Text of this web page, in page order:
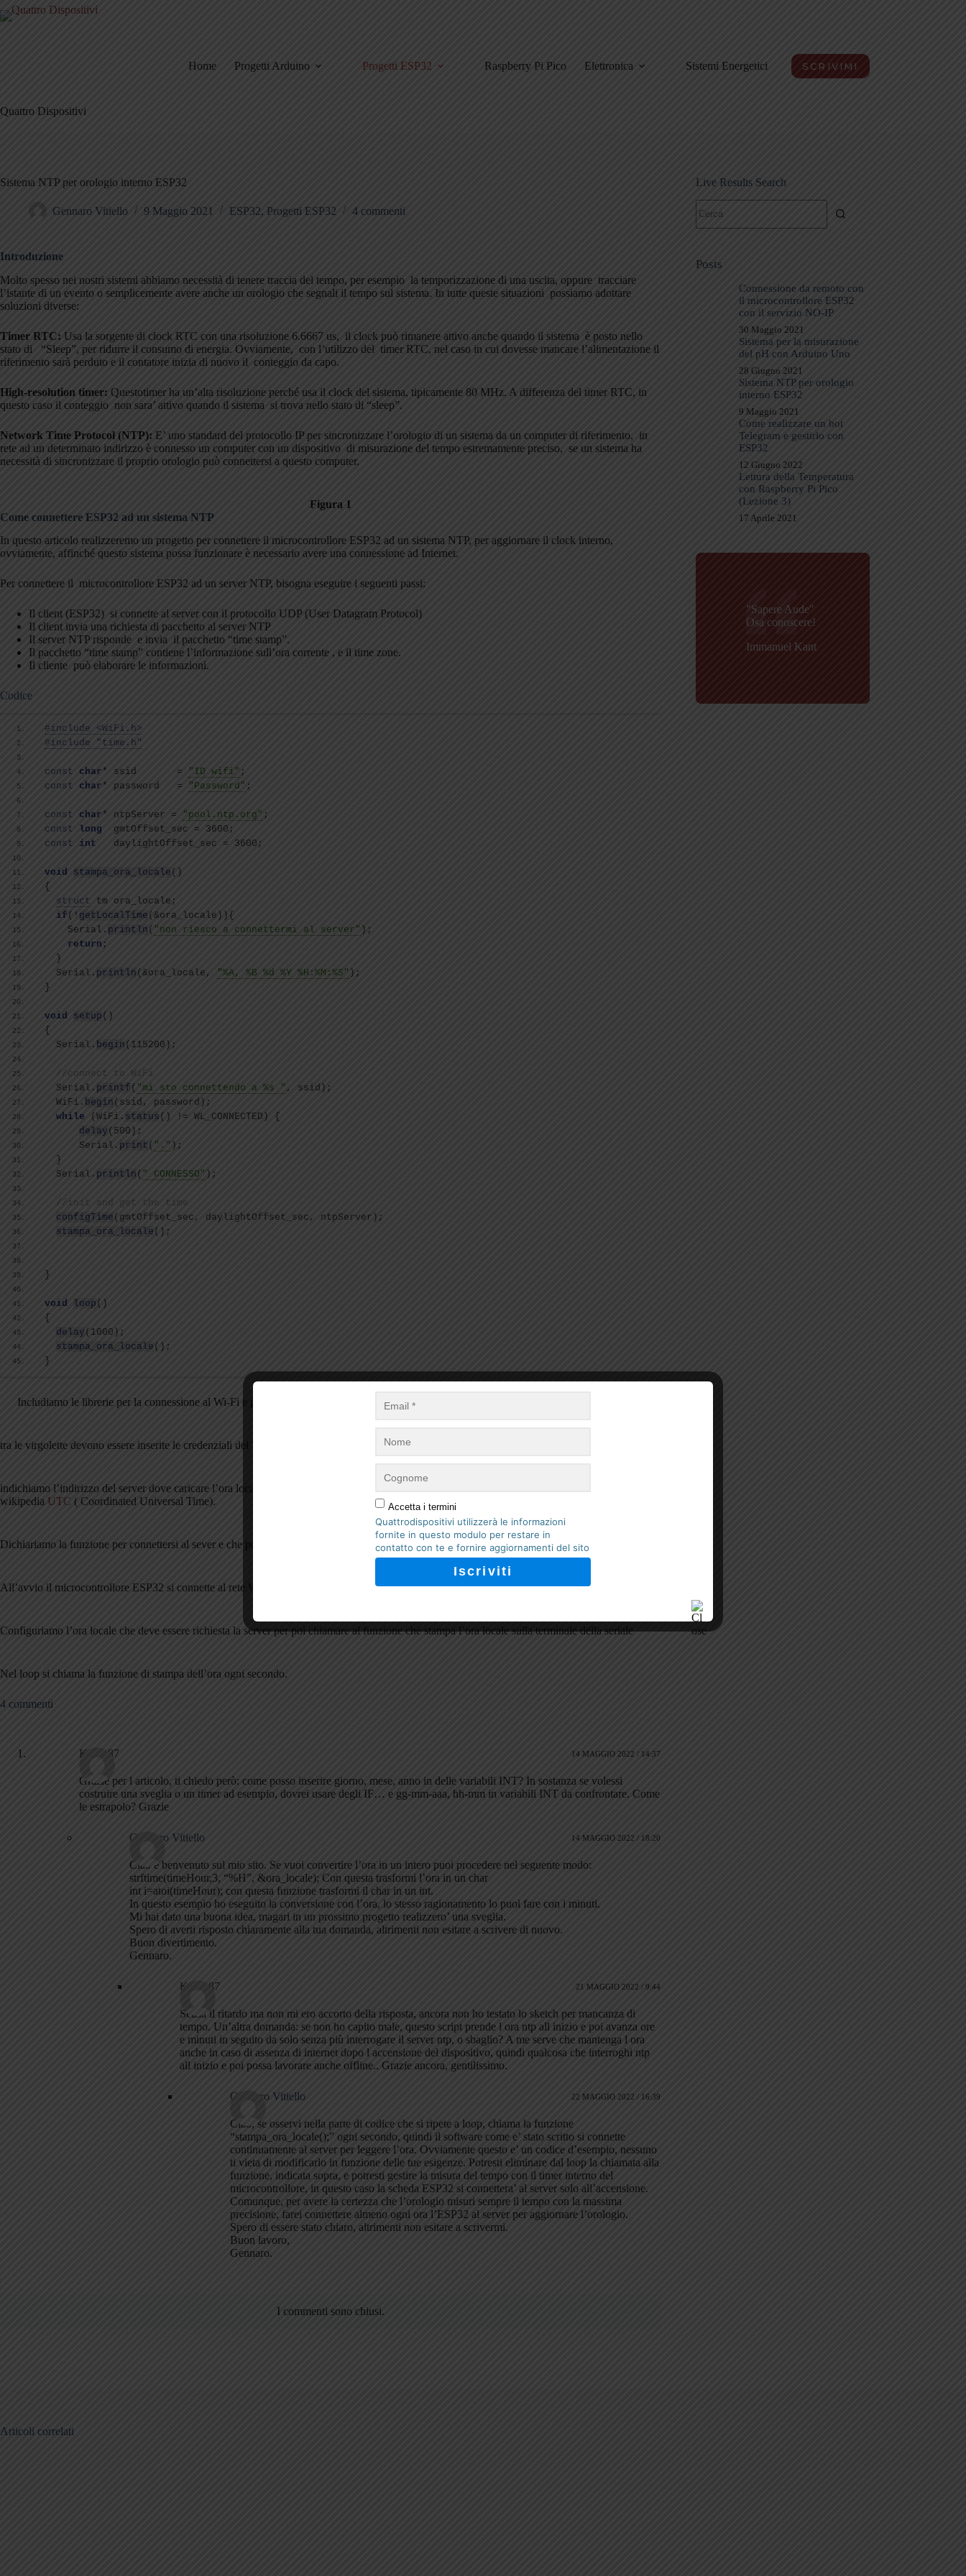
Salta
al
Quattro Dispositivi
Home Progetti Arduino Progetti ESP32 Raspberry Pi Pico Elettronica Sistemi Energetici SCRIVIMI
Sistema NTP per orologio interno ESP32
Gennaro Vitiello 9 Maggio 2021 ESP32, Progetti ESP32 4 commenti
Introduzione
Molto spesso nei nostri sistemi abbiamo necessità di tenere traccia del tempo, per esempio la temporizzazione di una uscita, oppure tracciare
l’istante di un evento o semplicemente avere anche un orologio che segnali il tempo sul sistema. In tutte queste situazioni possiamo adottare
soluzioni diverse:
Timer RTC: Usa la sorgente di clock RTC con una risoluzione 6.6667 us, il clock può rimanere attivo anche quando il sistema è posto nello
stato di “Sleep”, per ridurre il consumo di energia. Ovviamente, con l’utilizzo del timer RTC, nel caso in cui dovesse mancare l’alimentazione il
riferimento sarà perduto e il contatore inizia di nuovo il conteggio da capo.
High-resolution timer: Questotimer ha un’alta risoluzione perché usa il clock del sistema, tipicamente 80 MHz. A differenza del timer RTC, in
questo caso il conteggio non sara’ attivo quando il sistema si trova nello stato di “sleep”.
Network Time Protocol (NTP): E’ uno standard del protocollo IP per sincronizzare l’orologio di un sistema da un computer di riferimento, in
rete ad un determinato indirizzo è connesso un computer con un dispositivo di misurazione del tempo estremamente preciso, se un sistema ha
necessità di sincronizzare il proprio orologio può connettersi a questo computer.
Figura 1
Come connettere ESP32 ad un sistema NTP
In questo articolo realizzeremo un progetto per connettere il microcontrollore ESP32 ad un sistema NTP, per aggiornare il clock interno,
ovviamente, affinché questo sistema possa funzionare è necessario avere una connessione ad Internet.
Per connettere il microcontrollore ESP32 ad un server NTP, bisogna eseguire i seguenti passi:
Il client (ESP32) si connette al server con il protocollo UDP (User Datagram Protocol)
Il client invia una richiesta di pacchetto al server NTP
Il server NTP risponde e invia il pacchetto “time stamp”.
Il pacchetto “time stamp” contiene l’informazione sull’ora corrente , e il time zone.
Il cliente può elaborare le informazioni.
Codice
#include <WiFi.h>
#include "time.h"
const char * ssid       = "ID wifi" ;
const char * password   = "Password" ;
const char * ntpServer = "pool.ntp.org" ;
const
long
  gmtOffset_sec = 3600;
const int
   daylightOffset_sec = 3600;
void stampa_ora_locale ()
{
struct
tm ora_locale;
if ( ! getLocalTime ( &ora_locale )){
    Serial.
println ( "non riesco a connettermi al server" ) ;
return ;
}
  Serial.
println ( &ora_locale, "%A, %B %d %Y %H:%M:%S" ) ;
}
void setup ()
{
  Serial.
begin ( 115200 ) ;
//connect to WiFi
  Serial.
printf ( "mi sto connettendo a %s " , ssid ) ;
  WiFi.
begin ( ssid, password ) ;
while
( WiFi. status () != WL_CONNECTED )
{
delay ( 500 ) ;
      Serial.
print ( "." ) ;
}
  Serial.
println ( " CONNESSO" ) ;
//init and get the time
configTime ( gmtOffset_sec, daylightOffset_sec, ntpServer ) ;
stampa_ora_locale () ;
}
void loop ()
{
delay ( 1000 ) ;
stampa_ora_locale () ;
}
Includiamo le librerie per la connessione al Wi-Fi e per la lettura dell’ora locale e della data.
tra le virgolette devono essere inserite le credenziali del Wi-Fi
indichiamo l’indirizzo del server dove caricare l’ora locale e l’area di riferimento, che nel nostro caso e’ Italia, come indicato dalla pagina di
wikipedia UTC ( Coordinated Universal Time).
Dichiariamo la funzione per connettersi al sever e che poi verra’ chiamata nel loop della funzione.
All’avvio il microcontrollore ESP32 si connette al rete WI-FI.
Configuriamo l’ora locale che deve essere richiesta la server per poi chiamare al funzione che stampa l’ora locale sulla terminale della seriale
Nel loop si chiama la funzione di stampa dell’ora ogni secondo.
4 commenti
Konig87 14 MAGGIO 2022 / 14:37
Grazie per l articolo, ti chiedo però: come posso inserire giorno, mese, anno in delle variabili INT? In sostanza se volessi
costruire una sveglia o un timer ad esempio, dovrei usare degli IF… e gg-mm-aaa, hh-mm in variabili INT da confrontare. Come
le estrapolo? Grazie
Gennaro Vitiello 14 MAGGIO 2022 / 18:20
Ciao e benvenuto sul mio sito. Se vuoi convertire l’ora in un intero puoi procedere nel seguente modo:
strftime(timeHour,3, “%H”, &ora_locale); Con questa trasformi l’ora in un char
int i=atoi(timeHour); con questa funzione trasformi il char in un int.
In questo esempio ho eseguito la conversione con l’ora, lo stesso ragionamento lo puoi fare con i minuti.
Mi hai dato una buona idea, magari in un prossimo progetto realizzero’ una sveglia.
Spero di averti risposto chiaramente alla tua domanda, altrimenti non esitare a scrivere di nuovo.
Buon divertimento.
Gennaro.
Konig87 21 MAGGIO 2022 / 9:44
Scusa il ritardo ma non mi ero accorto della risposta, ancora non ho testato lo sketch per mancanza di
tempo. Un’altra domanda: se non ho capito male, questo script prende l ora ntp all inizio e poi avanza ore
e minuti in seguito da solo senza più interrogare il server ntp, o sbaglio? A me serve che mantenga l ora
anche in caso di assenza di internet dopo l accensione del dispositivo, quindi qualcosa che interroghi ntp
all inizio e poi possa lavorare anche offline.. Grazie ancora, gentilissimo.
Gennaro Vitiello 22 MAGGIO 2022 / 16:39
Ciao, se osservi nella parte di codice che si ripete a loop, chiama la funzione
“stampa_ora_locale();” ogni secondo, quindi il software come e’ stato scritto si connette
continuamente al server per leggere l’ora. Ovviamente questo e’ un codice d’esempio, nessuno
ti vieta di modificarlo in funzione delle tue esigenze. Potresti eliminare dal loop la chiamata alla
funzione, indicata sopra, e potresti gestire la misura del tempo con il timer interno del
microcontrollore, in questo caso la scheda ESP32 si connettera’ al server solo all’accensione.
Comunque, per avere la certezza che l’orologio misuri sempre il tempo con la massima
precisione, farei connettere almeno ogni ora l’ESP32 al server per aggiornare l’orologio.
Spero di essere stato chiaro, altrimenti non esitare a scrivermi.
Buon lavoro,
Gennaro.
I commenti sono chiusi.
Live Results Search
risultato
Posts
Connessione da remoto con
il microcontrollore ESP32
con il servizio NO-IP
30 Maggio 2021
Sistema per la misurazione
del pH con Arduino Uno
28 Giugno 2021
Sistema NTP per orologio
interno ESP32
9 Maggio 2021
Come realizzare un bot
Telegram e gestirlo con
ESP32
12 Giugno 2022
Lettura della Temperatura
con Raspberry Pi Pico
(Lezione 3)
17 Aprile 2021
"Sapere Aude"
Osa conoscere!
Immanuel Kant
Articoli correlati
Accetta i termini
Quattrodispositivi utilizzerà le informazioni
fornite in questo modulo per restare in
contatto con te e fornire aggiornamenti del sito